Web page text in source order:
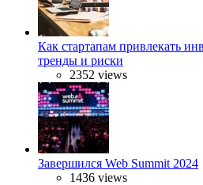
Как стартапам привлекать
тренды и риски
2352 views
Завершился Web Summit 2024
1436 views